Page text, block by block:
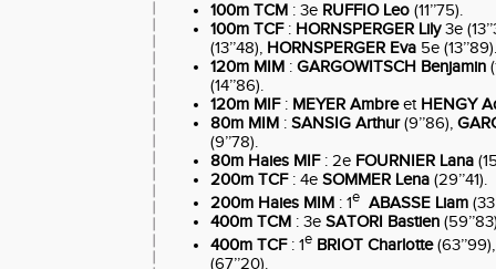
100m TCM : 3e RUFFIO Leo (11’’75).
100m TCF: HORNSPERGER Lily3e
(13’’48), HORNSPERGER Eva 5e (13’’89).
120m MIM : GARGOWITSCH Benjamin
(14’’86).
120m MIF: MEYER Ambreet HENGY
80m MIM : SANSIG Arthur(9’’86),
(9’’78).
80m Haies MIF: 2e FOURNIER Lana
200m TCF: 4e SOMMER Lena (29’’41).
200m Haies MIM : 1e ABASSE Liam
400m TCM : 3e SATORI Bastien
400m TCF: 1e BRIOT Charlotte
(67’’20).